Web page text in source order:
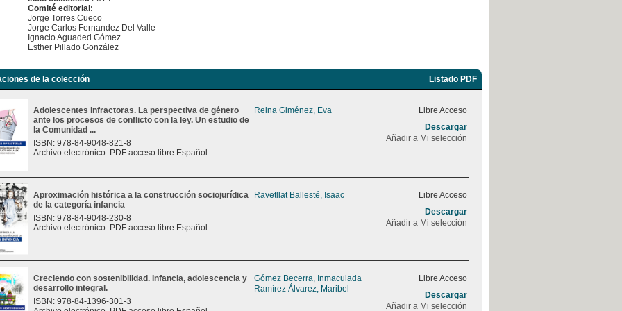
Comité editorial:
Jorge Torres Cueco
Jorge Carlos Fernandez Del Valle
Ignacio Aguaded Gómez
Esther Pillado González
de la colección Listado PDF
Adolescentes infractoras. La perspectiva de género
ante los procesos de conflicto con la ley. Un estudio de
la Comunidad ...
ISBN: 978-84-9048-821-8
Archivo electrónico. PDF acceso libre Español
Reina Giménez, Eva
Libre Acceso
Descargar
Añadir a Mi selección
Aproximación histórica a la construcción sociojurídica
de la categoría infancia
ISBN: 978-84-9048-230-8
Archivo electrónico. PDF acceso libre Español
Ravetllat Ballesté, Isaac
Libre Acceso
Descargar
Añadir a Mi selección
Creciendo con sostenibilidad. Infancia, adolescencia y
desarrollo integral.
ISBN: 978-84-1396-301-3
Gómez Becerra, Inmaculada
Ramírez Álvarez, Maribel
Libre Acceso
Descargar
Añadir a Mi selección